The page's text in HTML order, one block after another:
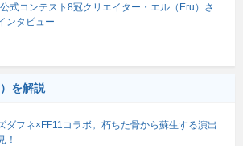
式コンテスト8冠クリエイター・エル（Eru）さ
ンタビュー
を解説
ダフネ×FF11コラボ。朽ちた骨から蘇生する演出
！